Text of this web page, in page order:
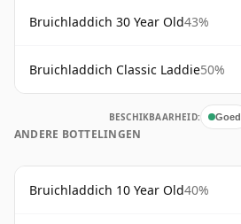
Bruichladdich 30 Year Old43%
Bruichladdich Classic Laddie50%
BESCHIKBAARHEID: Goed
ANDERE BOTTELINGEN
Bruichladdich 10 Year Old40%